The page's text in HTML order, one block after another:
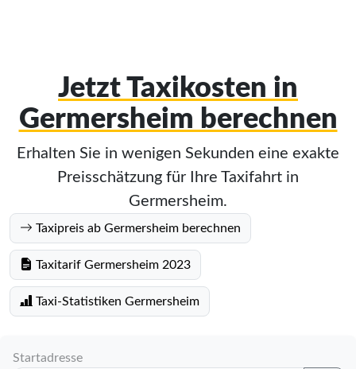
Jetzt Taxikosten in
Germersheim berechnen
Erhalten Sie in wenigen Sekunden eine exakte
Preisschätzung für Ihre Taxifahrt in
Germersheim.
Taxipreis ab Germersheim berechnen
Taxitarif Germersheim 2023
Taxi-Statistiken Germersheim
Startadresse